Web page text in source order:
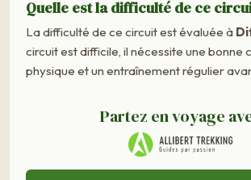
Quelle est la difficulté de ce
La difficulté de ce circuit est évaluée à
circuit est difficile, il nécessite une bonne
physique et un entraînement régulier
Partez en voyage